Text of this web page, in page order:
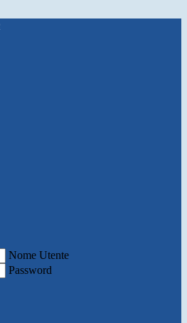
Nome Utente
Password